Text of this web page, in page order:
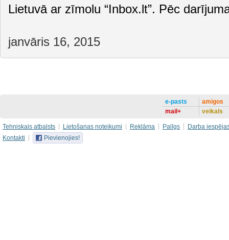
Lietuvā ar zīmolu “Inbox.lt”. Pēc
janvāris 16, 2015
e-pasts
mail+
amigos
veikals
Tehniskais atbalsts Lietošanas noteikumi Reklāma Palīgs
Darba
Kontakti
Pievienojies!